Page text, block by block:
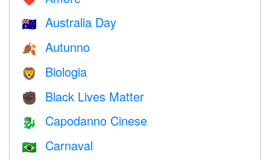
🇦🇺 Australia Day
🍂 Autunno
🦁 Biologia
✊🏿 Black Lives Matter
🐉 Capodanno Cinese
🇧🇷 Carnaval